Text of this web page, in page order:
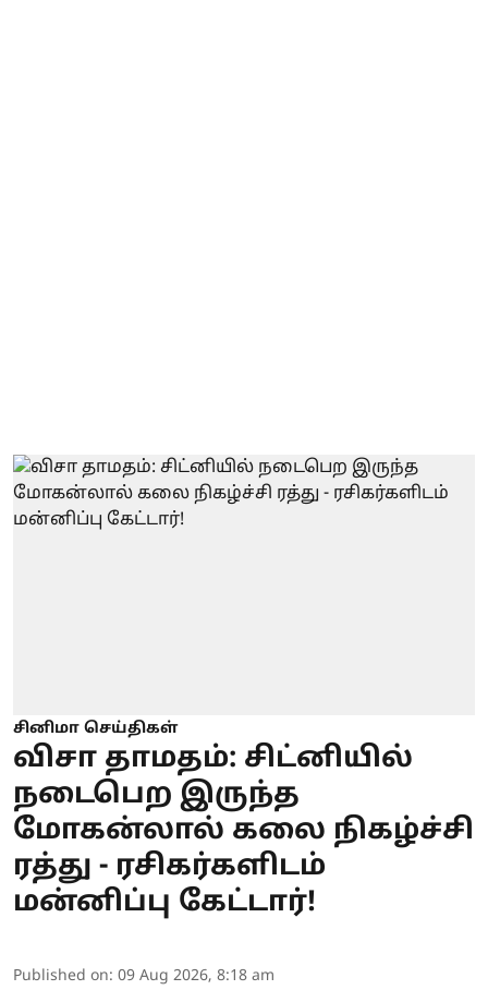
சினிமா செய்திகள்
விசா தாமதம்: சிட்னியில்
நடைபெற இருந்த
மோகன்லால் கலை நிகழ்ச்சி
ரத்து - ரசிகர்களிடம்
மன்னிப்பு கேட்டார்!
Published on: 09 Aug 2026, 8:18 am